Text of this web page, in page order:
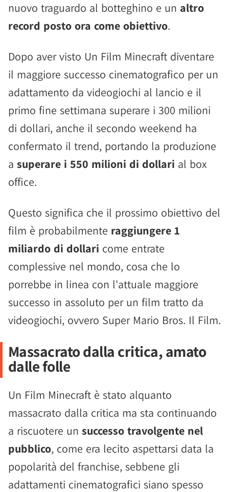
nuovo traguardo al botteghino e un altro
record posto ora come obiettivo.
Dopo aver visto Un Film Minecraft diventare
il maggiore successo cinematografico per un
adattamento da videogiochi al lancio e il
primo fine settimana superare i 300 milioni
di dollari, anche il secondo weekend ha
confermato il trend, portando la produzione
a superare i 550 milioni di dollari al box
office.
Questo significa che il prossimo obiettivo del
film è probabilmente raggiungere 1
miliardo di dollari come entrate
complessive nel mondo, cosa che lo
porrebbe in linea con l'attuale maggiore
successo in assoluto per un film tratto da
videogiochi, ovvero Super Mario Bros. Il Film.
Massacrato dalla critica, amato
dalle folle
Un Film Minecraft è stato alquanto
massacrato dalla critica ma sta continuando
a riscuotere un successo travolgente nel
pubblico, come era lecito aspettarsi data la
popolarità del franchise, sebbene gli
adattamenti cinematografici siano spesso